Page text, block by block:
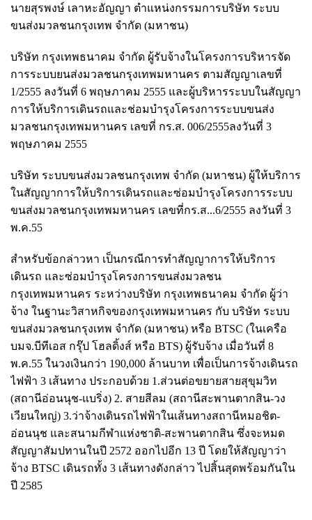
นายสุรพงษ์ เลาหะอัญญา ตำแหน่งกรรมการบริษัท ระบบ
ขนส่งมวลชนกรุงเทพ จำกัด (มหาชน)
บริษัท กรุงเทพธนาคม จำกัด ผู้รับจ้างในโครงการบริหารจัด
การระบบยนส่งมวลชนกรุงเทพมหานคร ตามสัญญาเลขที่
1/2555 ลงวันที่ 6 พฤษภาคม 2555 และผู้บริหารระบบในสัญญา
การให้บริการเดินรถและช่อมบำรุงโครงการระบบขนส่ง
มวลชนกรุงเทพมหานคร เลขที่ กร.ส. 006/2555ลงวันที่ 3
พฤษภาคม 2555
บริษัท ระบบขนส่งมวลชนกรุงเทพ จำกัด (มหาชน) ผู้ให้บริการ
ในสัญญาการให้บริการเดินรถและซ่อมบำรุงโครงการระบบ
ขนส่งมวลชนกรุงเทพมหานคร เลขที่กร.ส...6/2555 ลงวันที่ 3
พ.ค.55
สำหรับข้อกล่าวหา เป็นกรณีการทำสัญญาการให้บริการ
เดินรถ และซ่อมบำรุงโครงการขนส่งมวลชน
กรุงเทพมหานคร ระหว่างบริษัท กรุงเทพธนาคม จำกัด ผู้ว่า
จ้าง ในฐานะวิสาหกิจของกรุงเทพมหานคร กับ บริษัท ระบบ
ขนส่งมวลชนกรุงเทพ จำกัด (มหาชน) หรือ BTSC (ในเครือ
บมจ.บีทีเอส กรุ๊ป โฮลดิ้งส์ หรือ BTS) ผู้รับจ้าง เมื่อวันที่ 8
พ.ค.55 ในวงเงินกว่า 190,000 ล้านบาท เพื่อเป็นการจ้างเดินรถ
ไฟฟ้า 3 เส้นทาง ประกอบด้วย 1.ส่วนต่อขยายสายสุขุมวิท
(สถานีอ่อนนุช-แบริ่ง) 2. สายสีลม (สถานีสะพานตากสิน-วง
เวียนใหญ่) 3.ว่าจ้างเดินรถไฟฟ้าในเส้นทางสถานีหมอชิต-
อ่อนนุช และสนามกีฬาแห่งชาติ-สะพานตากสิน ซึ่งจะหมด
สัญญาสัมปทานในปี 2572 ออกไปอีก 13 ปี โดยให้สัญญาว่า
จ้าง BTSC เดินรถทั้ง 3 เส้นทางดังกล่าว ไปสิ้นสุดพร้อมกันใน
ปี 2585